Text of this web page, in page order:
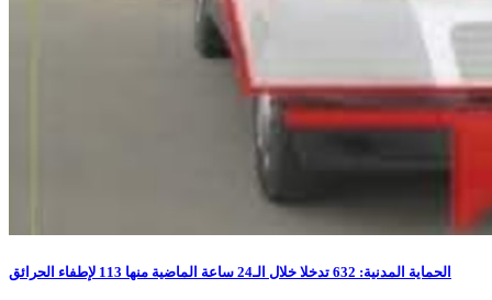
الحماية المدنية: 632 تدخلا خلال الـ24 ساعة الماضية منها 113 لإطفاء الحرائق